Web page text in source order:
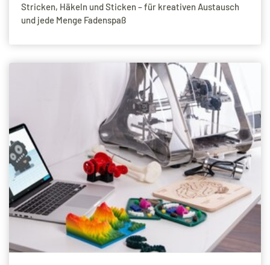
Stricken, Häkeln und Sticken – für kreativen Austausch
und jede Menge Fadenspaß